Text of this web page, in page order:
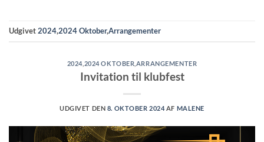
Udgivet2024,2024 Oktober,Arrangementer
2024 2024 OKTOBER ARRANGEMENTER
Invitation til klubfest
UDGIVET DEN 8. OKTOBER 2024 AF MALENE